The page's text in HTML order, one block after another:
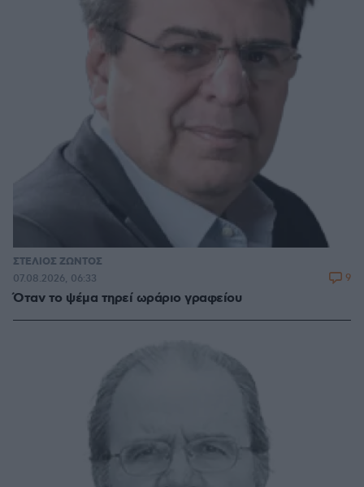
ΣΤΕΛΙΟΣ ΖΩΝΤΟΣ
Όταν το ψέμα τηρεί ωράριο γραφείου
07.08.2026, 06:33 9